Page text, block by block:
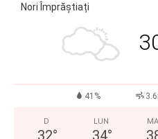
Nori Împrăștiați
41%
D
32°
LUN
34°